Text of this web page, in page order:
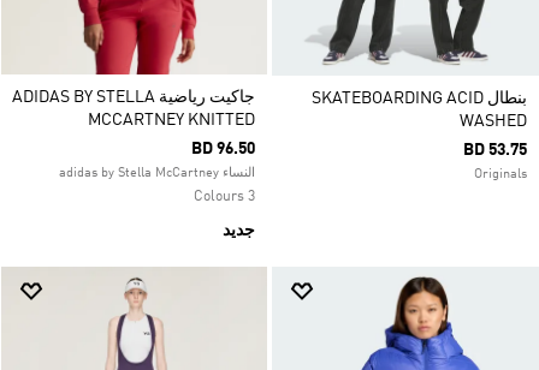
بنطال SKATEBOARDING ACID
WASHED
BD 53.75
Originals
جاكيت رياضية ADIDAS BY STELLA
MCCARTNEY KNITTED
BD 96.50
النساء adidas by Stella McCartney
3 Colours
جديد